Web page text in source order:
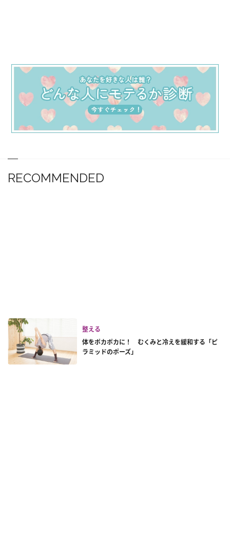
RECOMMENDED
整える
体をポカポカに！ むくみと冷えを緩和する「ピ
ラミッドのポーズ」